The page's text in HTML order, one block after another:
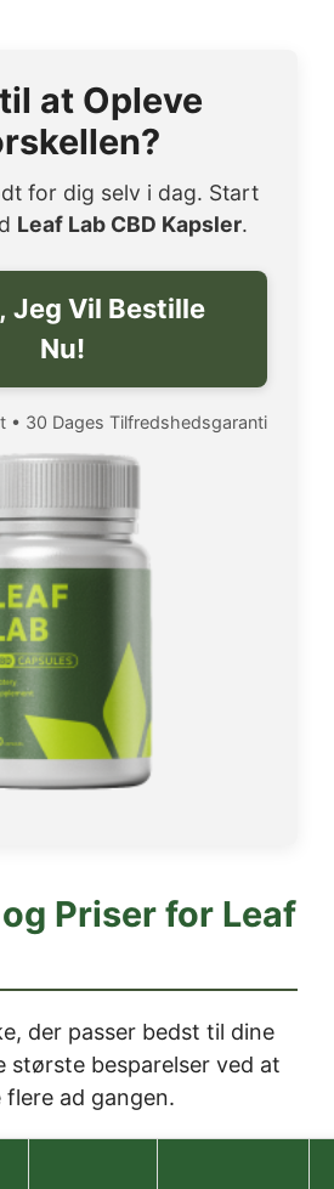
at Opleve
for dig selv i dag. Start
Leaf Lab CBD Kapsler.
Jeg Vil Bestille
Nu!
• 30 Dages Tilfredshedsgaranti
Priser for Leaf
der passer bedst til dine
største besparelser ved at
flere ad gangen.